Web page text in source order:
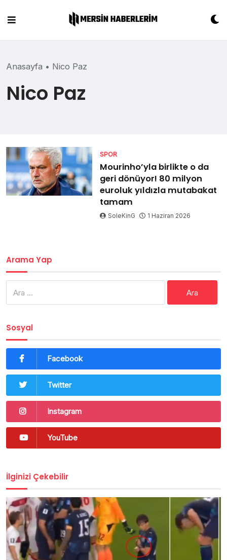
content
Anasayfa • Nico Paz
Nico Paz
SPOR
Mourinho’yla birlikte o da
geri dönüyor! 80 milyon
euroluk yıldızla mutabakat
tamam
SoleKinG 1 Haziran 2026
Arama Yap
Sosyal
Facebook
Twitter
Instagram
YouTube
İlginizi Çekebilir